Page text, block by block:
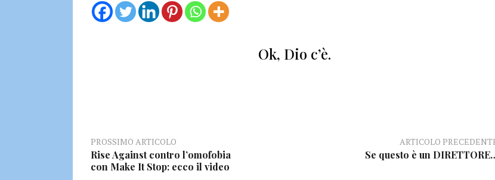
Ok, Dio c’è.
PROSSIMO ARTICOLO
Rise Against contro l’omofobia
con Make It Stop: ecco il video
ARTICOLO
Se questo è un